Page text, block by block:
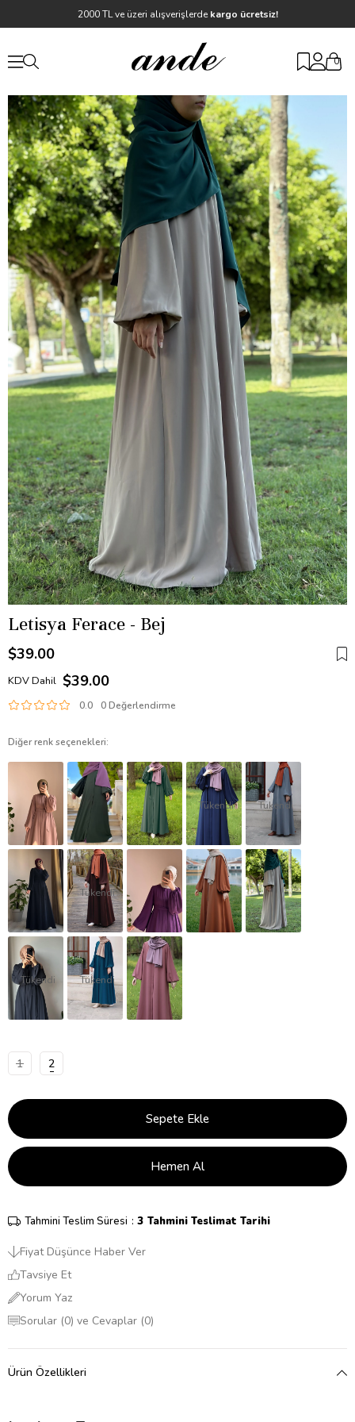
2000 TL ve üzeri alışverişlerde kargo ücretsiz!
0
Letisya Ferace - Bej
$39.00
KDV Dahil $39.00
0.0 0 Değerlendirme
Diğer renk seçenekleri:
Tükendi Tükendi
Tükendi
Tükendi Tükendi
1 2
Tahmini Teslim Süresi : 3 Tahmini Teslimat Tarihi
Fiyat Düşünce Haber Ver
Tavsiye Et
Yorum Yaz
Sorular (0) ve Cevaplar (0)
Ürün Özellikleri